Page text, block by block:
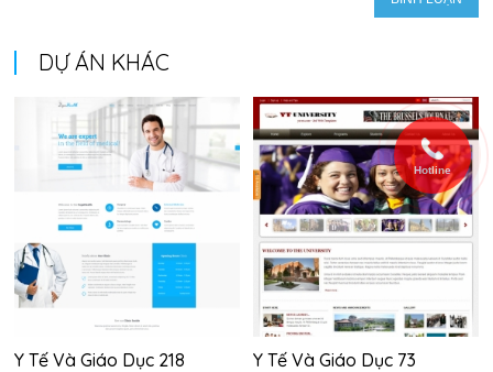
DỰ ÁN KHÁC
Y Tế Và Giáo Dục 218 Y Tế Và Giáo Dục 73
Hotline